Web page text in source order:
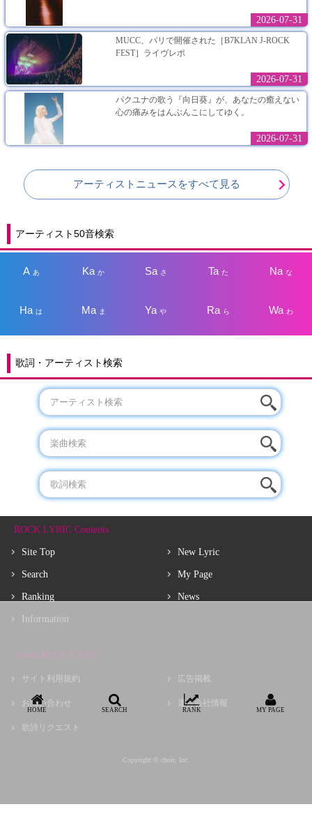
2026-07-31
MUCC、パリで開催された［B7KLAN J-ROCK
FEST］ライヴレポ
2026-07-31
パクユナの歌う『向日葵』が、あなたの癒えない
心の痛みをはんぶんこにしてゆく。
2026-07-31
アーティストニュースをすべて見る
アーティスト50音検索
A あ Kaか Sa さ Taた Na な
Haは Ma ま Yaや Ra ら Wa わ
歌詞・アーティスト検索
ROCK LYRIC Contents
Site Top
Search
Ranking
Information
New Lyric
My Page
News
About ROCK LYRIC
サイト利用規約
お問い合わせ
歌詩リクエスト
広告掲載
運営会社情報
Copyright © choir, Inc.
HOME SEARCH RANK MY PAGE